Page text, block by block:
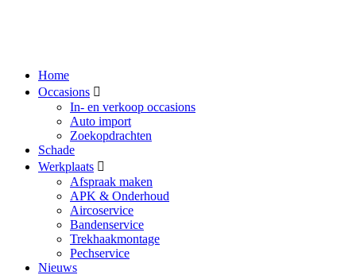
Home
Occasions
In- en verkoop occasions
Auto import
Zoekopdrachten
Schade
Werkplaats
Afspraak maken
APK & Onderhoud
Aircoservice
Bandenservice
Trekhaakmontage
Pechservice
Nieuws